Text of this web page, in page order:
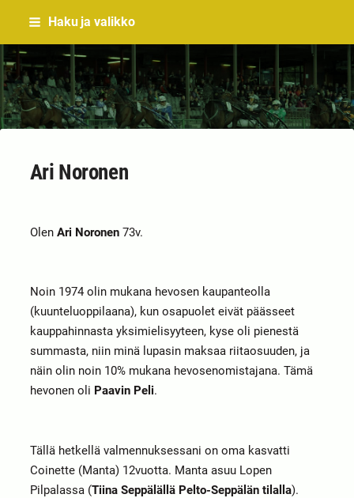
Siirry
sisältöön
Haku ja valikko
Sivuston etusivulle
Ari Noronen
Olen Ari Noronen73v.
Noin 1974 olin mukana hevosen kaupanteolla
(kuunteluoppilaana), kun osapuolet eivät päässeet
kauppahinnasta yksimielisyyteen, kyse oli pienestä
summasta, niin minä lupasin maksaa riitaosuuden, ja
näin olin noin 10% mukana hevosenomistajana. Tämä
hevonen oli Paavin Peli.
Tällä hetkellä valmennuksessani on oma kasvatti
Coinette (Manta) 12vuotta. Manta asuu Lopen
Pilpalassa (Tiina Seppälällä Pelto-Seppälän tilalla).